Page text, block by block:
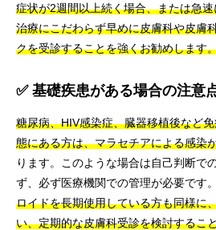
症状が2週間以上続く場合、または急
治療にこだわらず早めに皮膚科や皮膚
クを受診することを強くお勧めします
✅ 基礎疾患がある場合の注意
糖尿病、HIV感染症、臓器移植後など
態にある方は、マラセチアによる感染
ります。このような場合は自己判断で
ず、必ず医療機関での管理が必要です。
ロイドを長期使用している方も同様に
い、定期的な皮膚科受診を検討するこ